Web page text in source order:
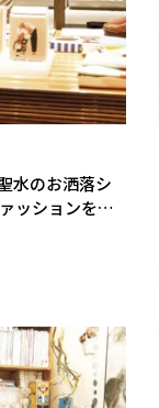
水のお洒落シ
ッションをチ